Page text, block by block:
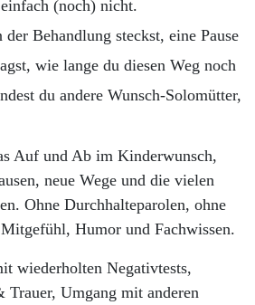
(noch) nicht.
Behandlung steckst, eine Pause
wie lange du diesen Weg noch
du andere Wunsch-Solomütter,
Auf und Ab im Kinderwunsch,
neue Wege und die vielen
Ohne Durchhalteparolen, ohne
Humor und Fachwissen.
wiederholten Negativtests,
Trauer, Umgang mit anderen